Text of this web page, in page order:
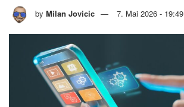
by Milan Jovicic 7. Mai 2026 - 19:49